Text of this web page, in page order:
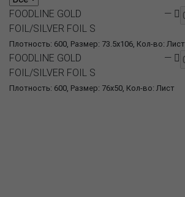
Плотность: 600, Размер: 73.5x106, Кол-во: Лист
FOODLINE GOLD
FOIL/SILVER FOIL S
—
Плотность: 600, Размер: 76x50, Кол-во: Лист
FOODLINE GOLD
FOIL/SILVER FOIL S
—